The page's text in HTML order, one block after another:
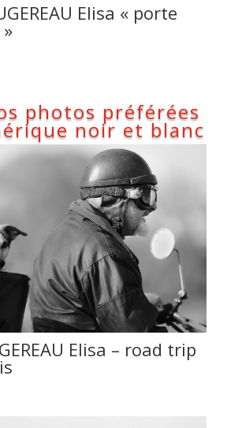
Elisa « porte
photos préférées
noir et blanc
Elisa – road trip